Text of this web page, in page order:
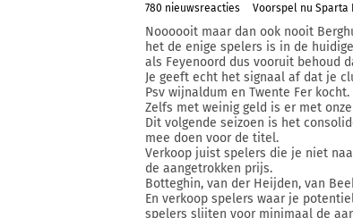
780 nieuwsreacties Voorspel nu Sparta
Noooooit maar dan ook nooit
het de enige spelers is in de
als Feyenoord dus vooruit behoud
Je geeft echt het signaal af dat je
Psv wijnaldum en Twente Fer
Zelfs met weinig geld is er met
Dit volgende seizoen is het
mee doen voor de titel.
Verkoop juist spelers die je niet
de aangetrokken prijs.
Botteghin, van der Heijden, van
En verkoop spelers waar je
spelers slijten voor minimaal de